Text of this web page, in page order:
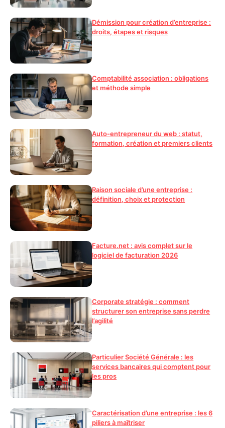
Démission pour création d’entreprise :
droits, étapes et risques
Comptabilité association : obligations
et méthode simple
Auto-entrepreneur du web : statut,
formation, création et premiers clients
Raison sociale d’une entreprise :
définition, choix et protection
Facture.net : avis complet sur le
logiciel de facturation 2026
Corporate stratégie : comment
structurer son entreprise sans perdre
l’agilité
Particulier Société Générale : les
services bancaires qui comptent pour
les pros
Caractérisation d’une entreprise : les 6
piliers à maîtriser